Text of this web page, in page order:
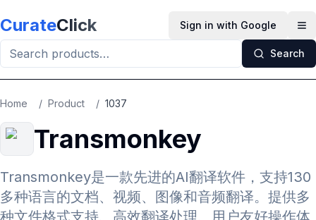
CurateClick Sign in with Google
Search
Home / Product / 1037
Transmonkey
Transmonkey是一款先进的AI翻译软件，支持130
多种语言的文档、视频、图像和音频翻译。提供多
种文件格式支持、高效翻译处理、用户友好操作体